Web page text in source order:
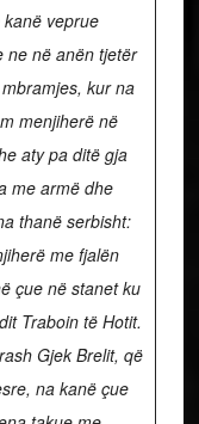
veprue
ne në anën tjetër
kur na
menjiherë në
aty pa ditë gja
me armë dhe
thanë serbisht:
me fjalën
çue në stanet ku
Traboin të Hotit.
Gjek Brelit, që
na kanë çue